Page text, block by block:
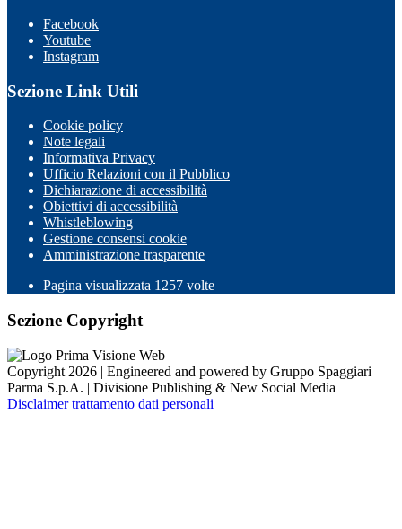
Facebook
Youtube
Instagram
Sezione Link Utili
Cookie policy
Note legali
Informativa Privacy
Ufficio Relazioni con il Pubblico
Dichiarazione di accessibilità
Obiettivi di accessibilità
Whistleblowing
Gestione consensi cookie
Amministrazione trasparente
Pagina visualizzata 1257 volte
Sezione Copyright
Copyright 2026 | Engineered and powered by Gruppo Spaggiari
Parma S.p.A. | Divisione Publishing & New Social Media
Disclaimer trattamento dati personali